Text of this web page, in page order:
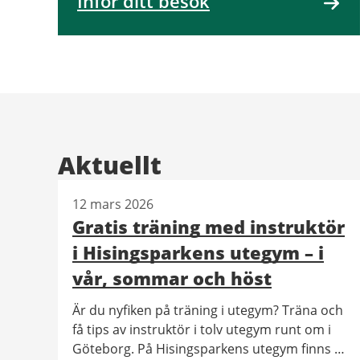
Aktuellt
Gratis träning med instruktör
i Hisingsparkens utegym – i
vår, sommar och höst
12 mars 2026
Är du nyfiken på träning i utegym? Träna och
få tips av instruktör i tolv utegym runt om i
Göteborg. På Hisingsparkens utegym finns vi